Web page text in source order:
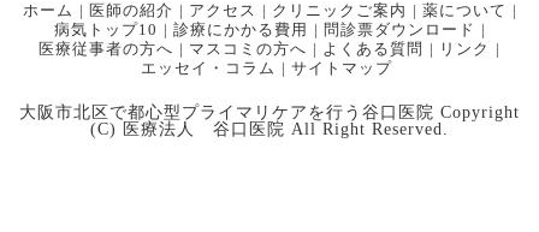
ホーム | 医師の紹介 | アクセス | クリニックご案内 | 薬について |
病気トップ10 | 診療にかかる費用 | 問診票ダウンロード |
医療従事者の方へ | マスコミの方へ | よくある質問 | リンク |
エッセイ・コラム | サイトマップ
大阪市北区で都心型プライマリケアを行う谷口医院 Copyright
(C) 医療法人 谷口医院 All Right Reserved.